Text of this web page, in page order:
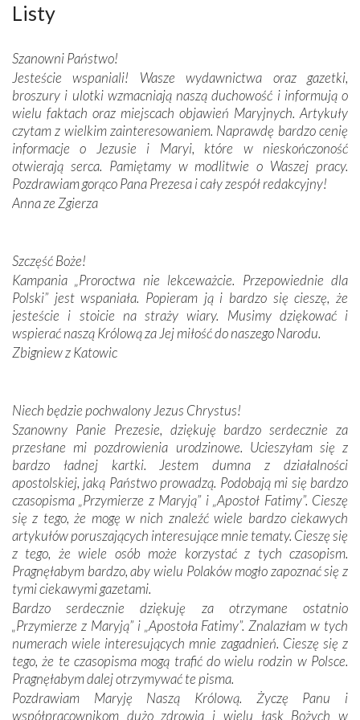
wspaniałe zdobienia, dbałość ich twórców o detale,
połączenie talentów z wytrwałością i pracowitością
Podążyliśmy też śladami fatimskich wizjonerów – Łucji
dos Santos oraz świętych Hiacynty i Franciszka Marto.
Modliliśmy się przy ich grobach. Odprawiliśmy Drogę
Krzyżową w ich rodzinnych stronach, odwiedziliśmy
domy, w których żyli.
W miejscu objawień Matki Bożej zapaliliśmy świece
przywiezione wraz z intencjami powierzonymi nam przez
spotykaliśmy się z serdeczną otwartością
Portugalczyków. Podziwialiśmy ich ludową sztukę i
zwyczaje. Mimo że nasze kraje są od siebie bardzo
oddalone, w żaden sposób nie czuliśmy się obco.
Sprawiła to oczywiście sama Matka Boża, ale też
kulturowa bliskość biorąca swój początek w naszej
wspólnej wierze. Podczas wyjazdów do historycznych
mieliśmy okazję przekonać się, że Maryja swoją opieką
otacza nie tylko nasz naród, lecz wszystkie nacje, które
się Jej ufnie oddają, a także każdą osobę, która zawierza
Jej siebie oraz swych bliskich.
Dzieje Portugalii to również historia wierności Bogu i
odstępstw, także w życiu władców. Trudne momenty w
wymiarze tak osobistym, jak i zbiorowym, przypominają o
konieczności ciągłego zabiegania o własną duszę i o łaskę
Opatrzności. Wierność przynosi pomyślność –
przynajmniej w życiu duchowym. Odstępstwo owocuje
nieszczęściem i śmiercią. Te uniwersalne prawdy
przychodziły na myśl, gdy słuchaliśmy opowieści
przewodników o portugalskich monarchach i wodzach,
zwycięskich bitwach i nieszczęśliwych losach grzesznych
kochanków.
Byli tym razem pośród Apostołów Fatimy reprezentanci
Listy
Szanowni Państwo!
Jesteście wspaniali! Wasze wydawnictwa oraz gazetki,
broszury i ulotki wzmacniają naszą duchowość i informują o
wielu faktach oraz miejscach objawień Maryjnych. Artykuły
czytam z wielkim zainteresowaniem. Naprawdę bardzo cenię
informacje o Jezusie i Maryi, które w nieskończoność
otwierają serca. Pamiętamy w modlitwie o Waszej pracy.
Pozdrawiam gorąco Pana Prezesa i cały zespół redakcyjny!
Anna ze Zgierza
Szczęść Boże!
Kampania „Proroctwa nie lekceważcie. Przepowiednie dla
Polski” jest wspaniała. Popieram ją i bardzo się cieszę, że
jesteście i stoicie na straży wiary. Musimy dziękować i
wspierać naszą Królową za Jej miłość do naszego Narodu.
Zbigniew z Katowic
Niech będzie pochwalony Jezus Chrystus!
Szanowny Panie Prezesie, dziękuję bardzo serdecznie za
przesłane mi pozdrowienia urodzinowe. Ucieszyłam się z
bardzo ładnej kartki. Jestem dumna z działalności
apostolskiej, jaką Państwo prowadzą. Podobają mi się bardzo
czasopisma „Przymierze z Maryją” i „Apostoł Fatimy”. Cieszę
się z tego, że mogę w nich znaleźć wiele bardzo ciekawych
artykułów poruszających interesujące mnie tematy. Cieszę się
z tego, że wiele osób może korzystać z tych czasopism.
Pragnęłabym bardzo, aby wielu Polaków mogło zapoznać się z
tymi ciekawymi gazetami.
Bardzo serdecznie dziękuję za otrzymane ostatnio
„Przymierze z Maryją” i „Apostoła Fatimy”. Znalazłam w tych
numerach wiele interesujących mnie zagadnień. Cieszę się z
tego, że te czasopisma mogą trafić do wielu rodzin w Polsce.
Pragnęłabym dalej otrzymywać te pisma.
Pozdrawiam Maryję Naszą Królową. Życzę Panu i
współpracownikom dużo zdrowia i wielu łask Bożych w